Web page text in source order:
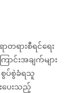
ရားစီရင်ရေး
းအချက်များ
ပ်စွဲခံရသူ
ပေးသည့်